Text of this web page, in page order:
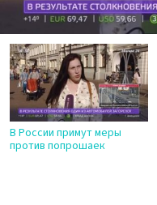
В России примут меры
против попрошаек